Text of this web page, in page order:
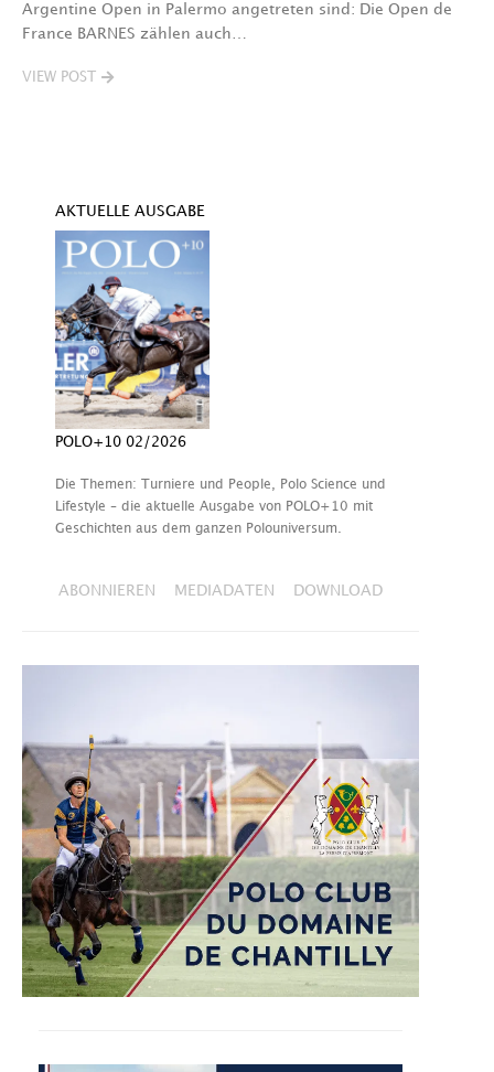
Argentine Open in Palermo angetreten sind: Die Open de
France BARNES zählen auch…
VIEW POST
AKTUELLE AUSGABE
POLO+10 02/2026
Die Themen: Turniere und People, Polo Science und
Lifestyle – die aktuelle Ausgabe von POLO+10 mit
Geschichten aus dem ganzen Polouniversum.
ABONNIEREN MEDIADATEN DOWNLOAD